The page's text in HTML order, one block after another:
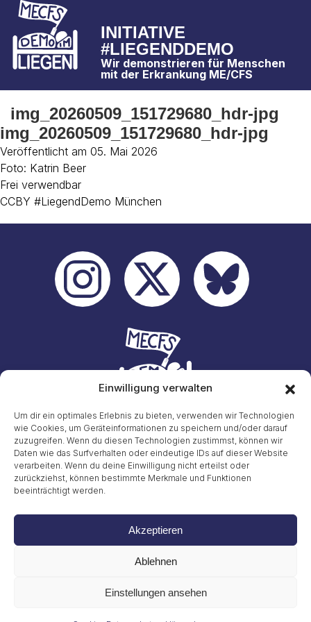
Einwilligung verwalten
Um dir ein optimales Erlebnis zu bieten, verwenden wir Technologien
wie Cookies, um Geräteinformationen zu speichern und/oder darauf
zuzugreifen. Wenn du diesen Technologien zustimmst, können wir
Daten wie das Surfverhalten oder eindeutige IDs auf dieser Website
verarbeiten. Wenn du deine Einwilligung nicht erteilst oder
zurückziehst, können bestimmte Merkmale und Funktionen
beeinträchtigt werden.
Akzeptieren
Ablehnen
Einstellungen ansehen
INITIATIVE
#LIEGENDDEMO
Wir demonstrieren für Menschen
mit der Erkrankung ME/CFS
img_20260509_151729680_hdr-jpg
img_20260509_151729680_hdr-jpg
Veröffentlicht am 05. Mai 2026
Foto: Katrin Beer
Frei verwendbar
CCBY #LiegendDemo München
Initiative #LiegendDemo
E-Mail: info23@45liegenddemo.de (Zahlen entfernen)
Tel. 49 (0)151 72038889
Impressum
Datenschutzerklärung
© 2026